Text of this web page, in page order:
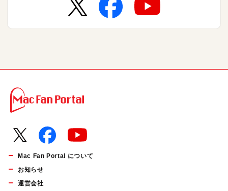
Mac Fan Portal について
お知らせ
運営会社